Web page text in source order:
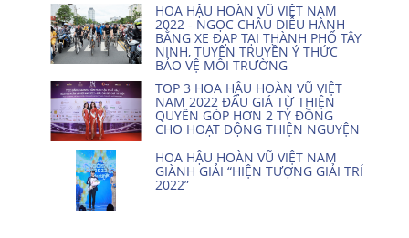
HOA HẬU HOÀN VŨ VIỆT NAM
2022 - NGỌC CHÂU DIỄU HÀNH
BẰNG XE ĐẠP TẠI THÀNH PHỐ TÂY
NINH, TUYÊN TRUYỀN Ý THỨC
BẢO VỆ MÔI TRƯỜNG
TOP 3 HOA HẬU HOÀN VŨ VIỆT
NAM 2022 ĐẤU GIÁ TỪ THIỆN
QUYÊN GÓP HƠN 2 TỶ ĐỒNG
CHO HOẠT ĐỘNG THIỆN NGUYỆN
HOA HẬU HOÀN VŨ VIỆT NAM
GIÀNH GIẢI “HIỆN TƯỢNG GIẢI TRÍ
2022”